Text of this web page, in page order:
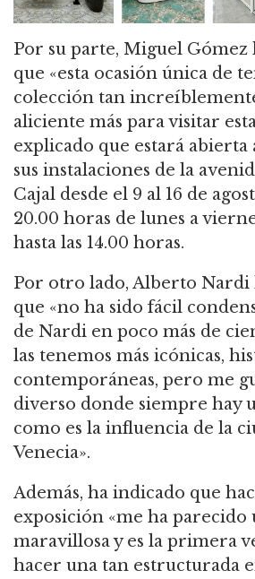
Por su parte, Miguel Gómez
que «esta ocasión única de
colección tan
aliciente más para visitar
explicado que estará
sus instalaciones de la
Cajal desde el 9 al 16 de
20.00 horas de lunes a
hasta las 14.00 horas.
Por otro lado, Alberto Nardi
que «no ha sido fácil
de Nardi en poco más de
las tenemos más icónicas,
contemporáneas, pero me
diverso donde siempre hay
como es la influencia de la
Venecia».
Además, ha indicado que
exposición «me ha parecido
maravillosa y es la primera
hacer una tan estructurada